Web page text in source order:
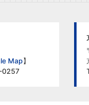
Map】
0257